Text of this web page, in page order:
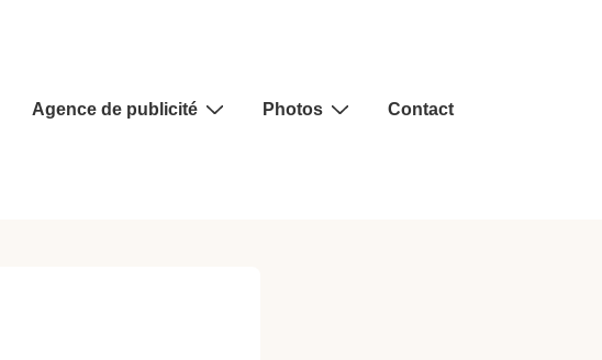
Agence de publicité Photos Contact